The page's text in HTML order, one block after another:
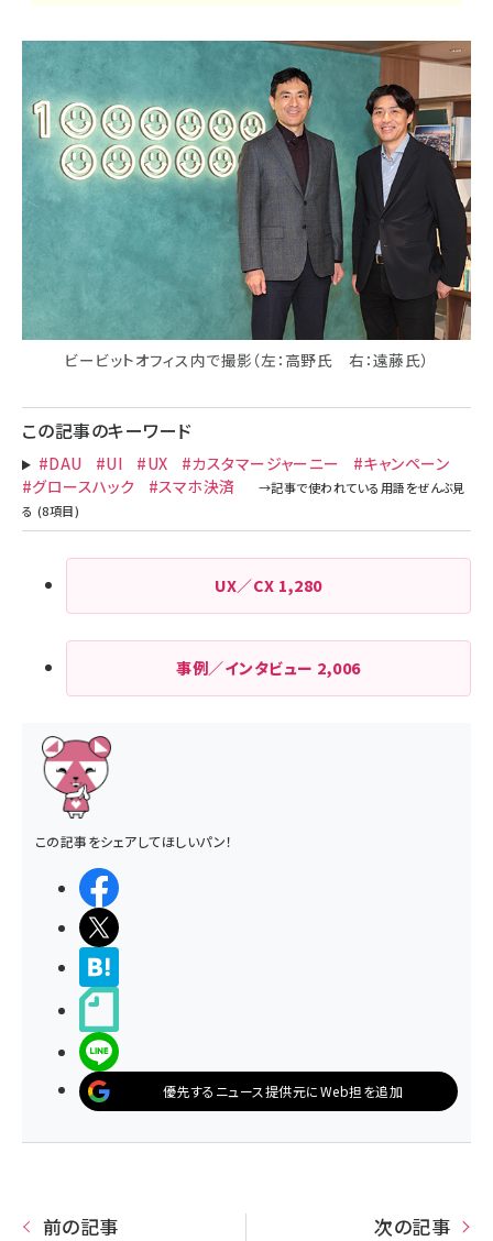
ビービットオフィス内で撮影（左：高野氏 右：遠藤氏）
この記事のキーワード
#DAU #UI #UX #カスタマージャーニー
#キャンペーン
#グロースハック
#スマホ決済
UX／CX 1,280
事例／インタビュー 2,006
この記事をシェアしてほしいパン！
優先するニュース提供元にWeb担を追加
前の記事 次の記事